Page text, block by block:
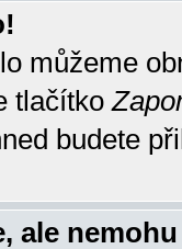
můžeme
tlačítko
budete
ale